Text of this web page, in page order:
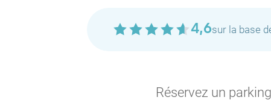
4,6sur la base
Réservez un